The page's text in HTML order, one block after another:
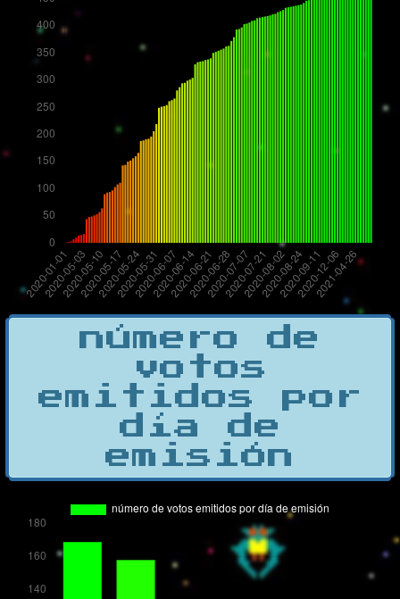
número de
votos
emitidos por
día de
emisión